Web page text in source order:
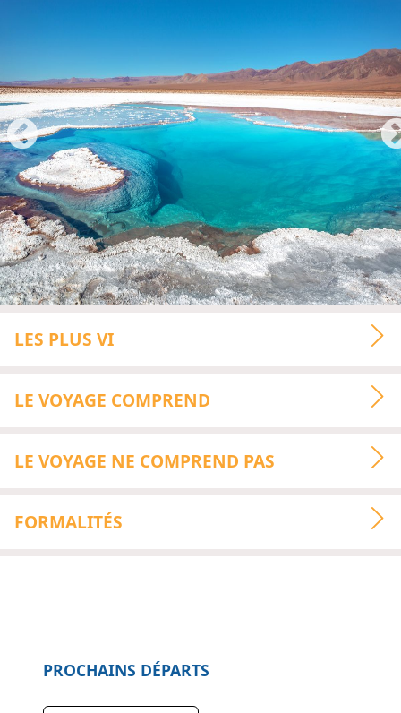
LES PLUS VI
LE VOYAGE COMPREND
LE VOYAGE NE COMPREND PAS
FORMALITÉS
PROCHAINS DÉPARTS